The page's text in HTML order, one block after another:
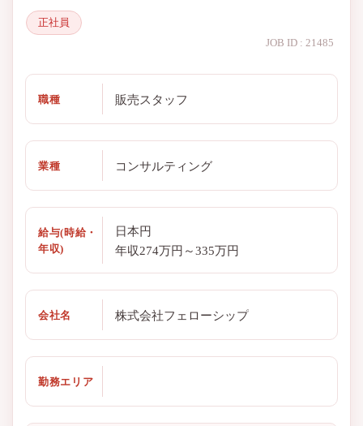
正社員
JOB ID : 21485
職種 販売スタッフ
業種 コンサルティング
給与(時給・
年収)
日本円
年収274万円～335万円
会社名 株式会社フェローシップ
勤務エリア